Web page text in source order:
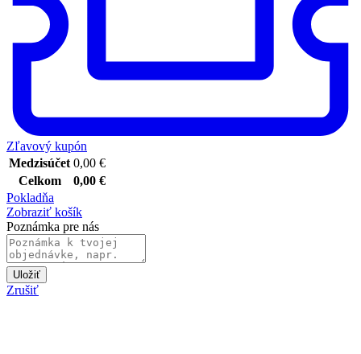
Zľavový kupón
Medzisúčet 0,00 €
Celkom
0,00 €
Pokladňa
Zobraziť košík
Poznámka pre nás
Uložiť
Zrušiť